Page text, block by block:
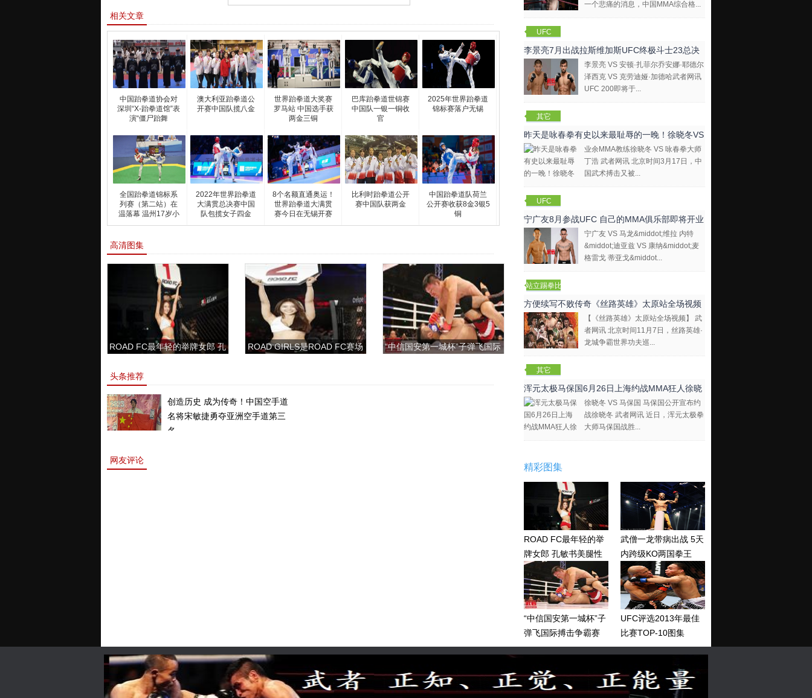
相关文章
中国跆拳道协会对
深圳“X-跆拳道馆”表
演“僵尸跆舞
澳大利亚跆拳道公
开赛中国队揽八金
世界跆拳道大奖赛
罗马站 中国选手获
两金三铜
巴库跆拳道世锦赛
中国队一银一铜收
官
2025年世界跆拳道
锦标赛落户无锡
全国跆拳道锦标系
列赛（第二站）在
温落幕 温州17岁小
将
2022年世界跆拳道
大满贯总决赛中国
队包揽女子四金
8个名额直通奥运！
世界跆拳道大满贯
赛今日在无锡开赛
比利时跆拳道公开
赛中国队获两金
中国跆拳道队荷兰
公开赛收获8金3银5
铜
高清图集
ROAD FC最年轻的举牌女郎 孔
ROAD GIRLS是ROAD FC赛场
“中信国安第一城杯”子弹飞国际
头条推荐
创造历史 成为传奇！中国空手道
名将宋敏捷勇夺亚洲空手道第三
名。
网友评论
一个悲痛的消息，中国MMA综合格...
UFC
李景亮7月出战拉斯维加斯UFC终极斗士23总决
李景亮 VS 安顿·扎菲尔乔安娜·耶德尔
泽西克 VS 克劳迪娅·加德哈武者网讯
UFC 200即将于...
其它
昨天是咏春拳有史以来最耻辱的一晚！徐晓冬VS
咏春拳大师
业余MMA教练徐晓冬 VS 咏春拳大师
丁浩 武者网讯 北京时间3月17日，中
国武术搏击又被...
UFC
宁广友8月参战UFC 自己的MMA俱乐部即将开业
宁广友 VS 马龙&middot;维拉 内特
&middot;迪亚兹 VS 康纳&middot;麦
格雷戈 蒂亚戈&middot...
站立踢拳比
赛视频
方便续写不败传奇《丝路英雄》太原站全场视频
【《丝路英雄》太原站全场视频】 武
者网讯 北京时间11月7日，丝路英雄·
龙城争霸世界功夫巡...
其它
浑元太极马保国6月26日上海约战MMA狂人徐晓
冬
徐晓冬 VS 马保国 马保国公开宣布约
战徐晓冬 武者网讯 近日，浑元太极拳
大师马保国战胜...
精彩图集
ROAD FC最年轻的举
牌女郎 孔敏书美腿性
感眼神清纯
武僧一龙带病出战 5天
内跨级KO两国拳王
“中信国安第一城杯”子
弹飞国际搏击争霸赛
UFC评选2013年最佳
比赛TOP-10图集